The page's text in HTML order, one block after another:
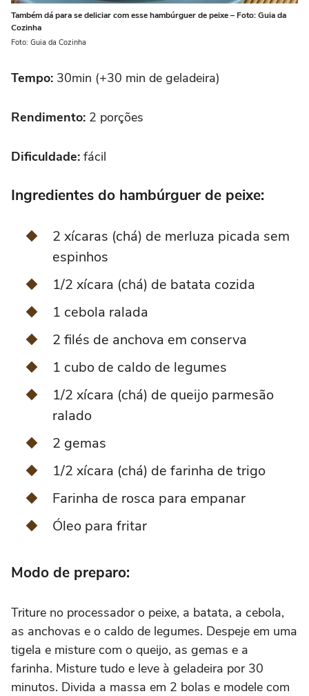
Também dá para se deliciar com esse hambúrguer de peixe – Foto: Guia da
Cozinha
Foto: Guia da Cozinha
Tempo: 30min (+30 min de geladeira)
Rendimento: 2 porções
Dificuldade: fácil
Ingredientes do hambúrguer de peixe:
2 xícaras (chá) de merluza picada sem
espinhos
1/2 xícara (chá) de batata cozida
1 cebola ralada
2 filés de anchova em conserva
1 cubo de caldo de legumes
1/2 xícara (chá) de queijo parmesão
ralado
2 gemas
1/2 xícara (chá) de farinha de trigo
Farinha de rosca para empanar
Óleo para fritar
Modo de preparo:
Triture no processador o peixe, a batata, a cebola,
as anchovas e o caldo de legumes. Despeje em uma
tigela e misture com o queijo, as gemas e a
farinha. Misture tudo e leve à geladeira por 30
minutos. Divida a massa em 2 bolas e modele com